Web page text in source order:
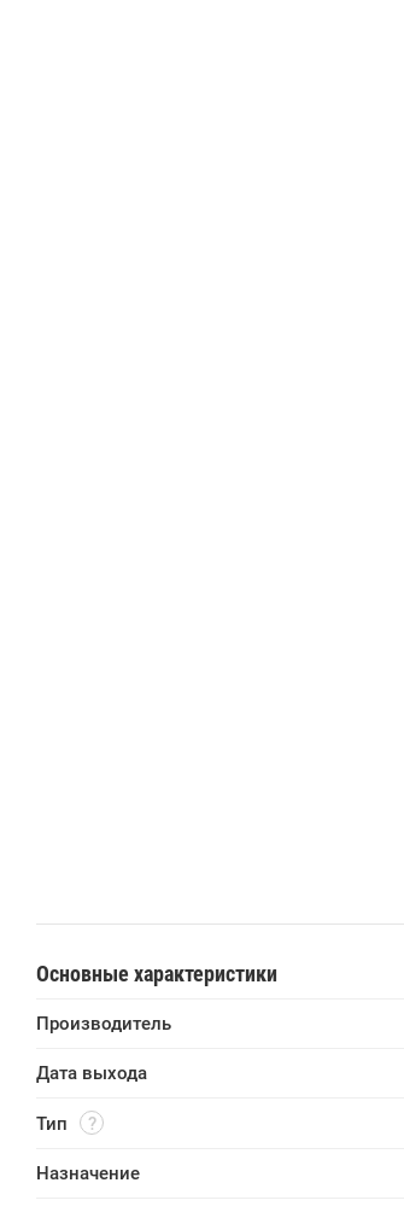
Основные характеристики
Производитель
Дата выхода
Тип
Назначение